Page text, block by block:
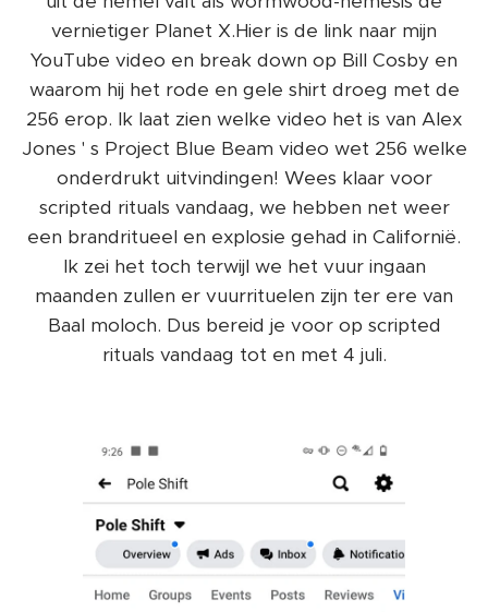
vernietiger Planet X.Hier is de link naar mijn
YouTube video en break down op Bill Cosby en
waarom hij het rode en gele shirt droeg met de
256 erop. Ik laat zien welke video het is van Alex
Jones ' s Project Blue Beam video wet 256 welke
onderdrukt uitvindingen! Wees klaar voor
scripted rituals vandaag, we hebben net weer
een brandritueel en explosie gehad in Californië.
Ik zei het toch terwijl we het vuur ingaan
maanden zullen er vuurrituelen zijn ter ere van
Baal moloch. Dus bereid je voor op scripted
rituals vandaag tot en met 4 juli.